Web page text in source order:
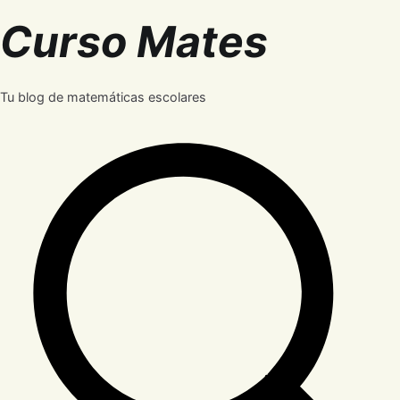
al
contenido
Curso Mates
Tu blog de matemáticas escolares